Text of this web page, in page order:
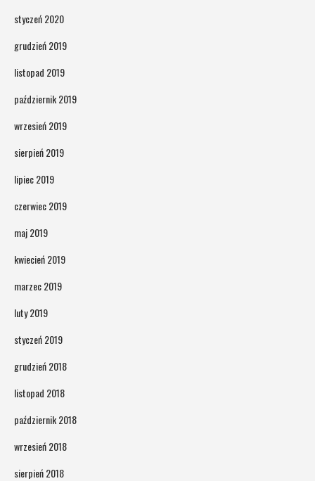
styczeń 2020
grudzień 2019
listopad 2019
październik 2019
wrzesień 2019
sierpień 2019
lipiec 2019
czerwiec 2019
maj 2019
kwiecień 2019
marzec 2019
luty 2019
styczeń 2019
grudzień 2018
listopad 2018
październik 2018
wrzesień 2018
sierpień 2018